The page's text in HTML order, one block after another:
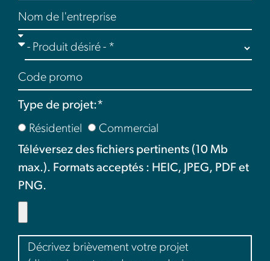
Type de projet:*
Résidentiel
Commercial
Téléversez des fichiers pertinents (10 Mb
max.). Formats acceptés : HEIC, JPEG, PDF et
PNG.